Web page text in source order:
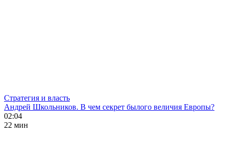
Стратегия и власть
Андрей Школьников. В чем секрет былого величия Европы?
02:04
22 мин